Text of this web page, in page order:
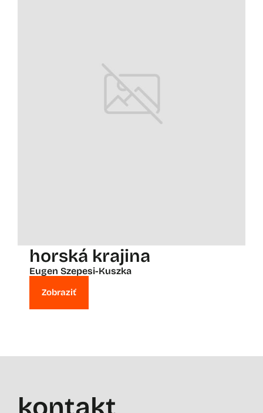
horská krajina
Eugen Szepesi-Kuszka
Zobraziť